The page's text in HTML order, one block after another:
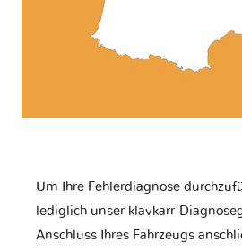
Um Ihre Fehlerdiagnose
lediglich unser klavkarr-
Anschluss Ihres Fahrzeugs